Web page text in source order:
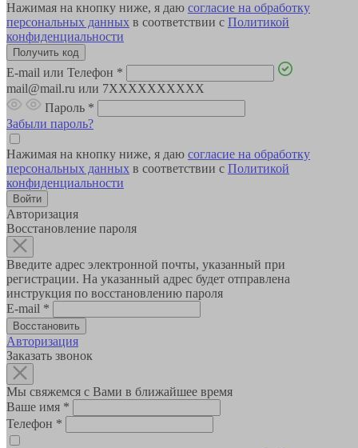
Нажимая на кнопку ниже, я даю согласие на обработку
персональных данных в соответствии с Политикой
конфиденциальности
E-mail или Телефон *
mail@mail.ru или 7XXXXXXXXXX
Пароль *
Забыли пароль?
Нажимая на кнопку ниже, я даю согласие на обработку
персональных данных в соответствии с Политикой
конфиденциальности
Авторизация
Восстановление пароля
Введите адрес электронной почты, указанный при
регистрации. На указанный адрес будет отправлена
инструкция по восстановлению пароля
E-mail *
Авторизация
Заказать звонок
Мы свяжемся с Вами в ближайшее время
Ваше имя *
Телефон *